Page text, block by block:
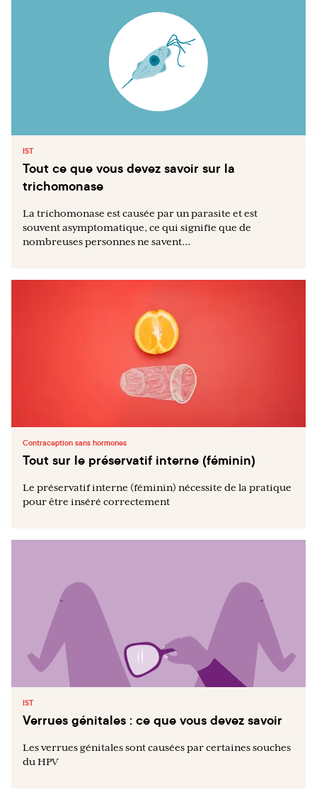
IST
Tout ce que vous devez savoir sur la
trichomonase
La trichomonase est causée par un parasite et est
souvent asymptomatique, ce qui signifie que de
nombreuses personnes ne savent...
Contraception sans hormones
Tout sur le préservatif interne (féminin)
Le préservatif interne (féminin) nécessite de la pratique
pour être inséré correctement
IST
Verrues génitales : ce que vous devez savoir
Les verrues génitales sont causées par certaines souches
du HPV